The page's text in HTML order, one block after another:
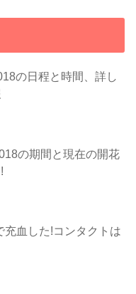
の日程と時間、詳し
の期間と現在の開花
充血した!コンタクトは